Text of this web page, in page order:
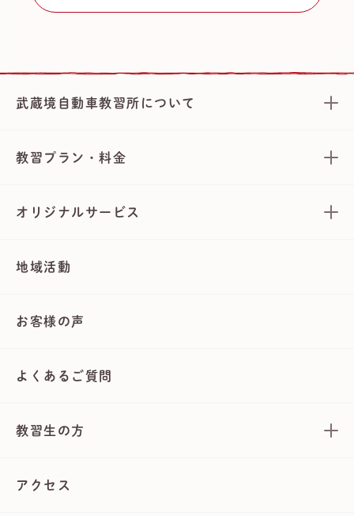
武蔵境自動車教習所について
教習プラン・料金
オリジナルサービス
地域活動
お客様の声
よくあるご質問
教習生の方
アクセス